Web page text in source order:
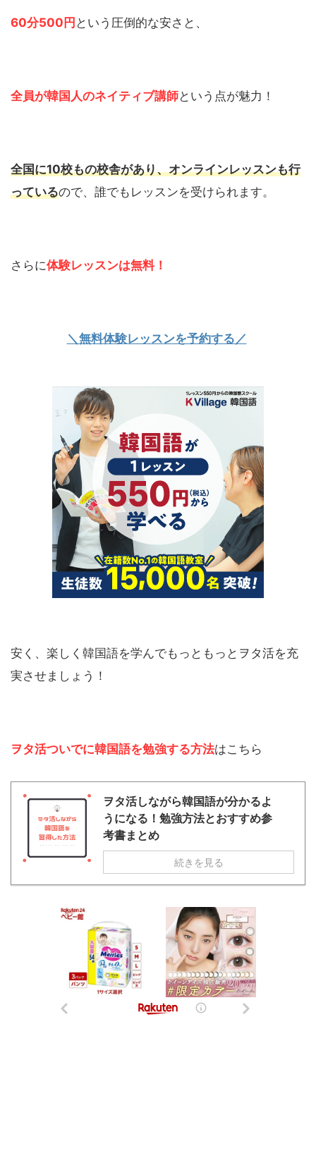
60分500円 という圧倒的な安さと、
全員が韓国人のネイティブ講師という点が魅力！
全国に10校もの校舎があり、オンラインレッスンも行
っているので、誰でもレッスンを受けられます。
さらに体験レッスンは無料！
＼無料体験レッスンを予約する／
安く、楽しく韓国語を学んでもっともっとヲタ活を充
実させましょう！
ヲタ活ついでに韓国語を勉強する方法はこちら
ヲタ活しながら韓国語が分かるよ
うになる！勉強方法とおすすめ参
考書まとめ
続きを見る